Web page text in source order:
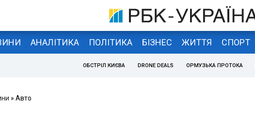
АНАЛІТИКА ПОЛІТИКА БІЗНЕС ЖИТТЯ СПОРТ
ОБСТРІЛ КИЄВА DRONE DEALS ОРМУЗЬКА ПРОТОКА
» Авто